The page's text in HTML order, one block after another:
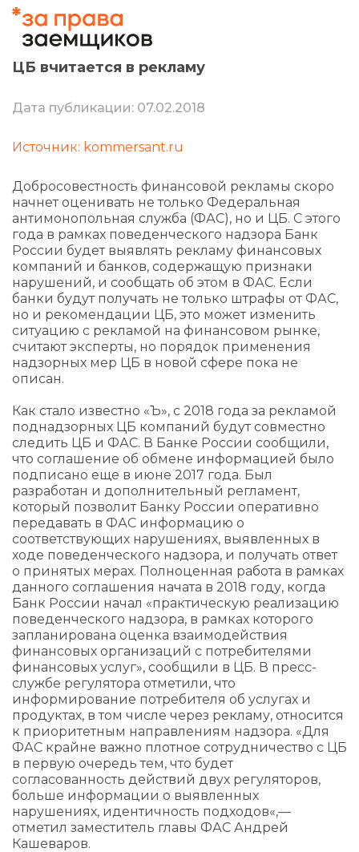
ЦБ вчитается в рекламу
Дата публикации: 07.02.2018
Источник: kommersant.ru
Добросовестность финансовой рекламы скоро
начнет оценивать не только Федеральная
антимонопольная служба (ФАС), но и ЦБ. С этого
года в рамках поведенческого надзора Банк
России будет выявлять рекламу финансовых
компаний и банков, содержащую признаки
нарушений, и сообщать об этом в ФАС. Если
банки будут получать не только штрафы от ФАС,
но и рекомендации ЦБ, это может изменить
ситуацию с рекламой на финансовом рынке,
считают эксперты, но порядок применения
надзорных мер ЦБ в новой сфере пока не
описан.
Как стало известно «Ъ», с 2018 года за рекламой
поднадзорных ЦБ компаний будут совместно
следить ЦБ и ФАС. В Банке России сообщили,
что соглашение об обмене информацией было
подписано еще в июне 2017 года. Был
разработан и дополнительный регламент,
который позволит Банку России оперативно
передавать в ФАС информацию о
соответствующих нарушениях, выявленных в
ходе поведенческого надзора, и получать ответ
о принятых мерах. Полноценная работа в рамках
данного соглашения начата в 2018 году, когда
Банк России начал «практическую реализацию
поведенческого надзора, в рамках которого
запланирована оценка взаимодействия
финансовых организаций с потребителями
финансовых услуг», сообщили в ЦБ. В пресс-
службе регулятора отметили, что
информирование потребителя об услугах и
продуктах, в том числе через рекламу, относится
к приоритетным направлениям надзора. «Для
ФАС крайне важно плотное сотрудничество с ЦБ
в первую очередь тем, что будет
согласованность действий двух регуляторов,
больше информации о выявленных
нарушениях, идентичность подходов«,—
отметил заместитель главы ФАС Андрей
Кашеваров.